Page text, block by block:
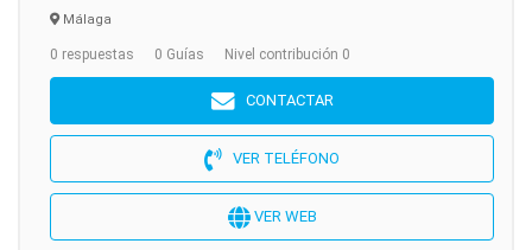
Málaga
0 respuestas 0 Guías Nivel contribución 0
CONTACTAR
VER TELÉFONO
VER WEB